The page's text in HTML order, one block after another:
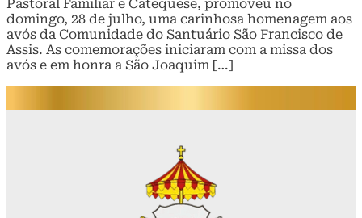
Pastoral Familiar e Catequese, promoveu no
domingo, 28 de julho, uma carinhosa homenagem aos
avós da Comunidade do Santuário São Francisco de
Assis. As comemorações iniciaram com a missa dos
avós e em honra a São Joaquim […]